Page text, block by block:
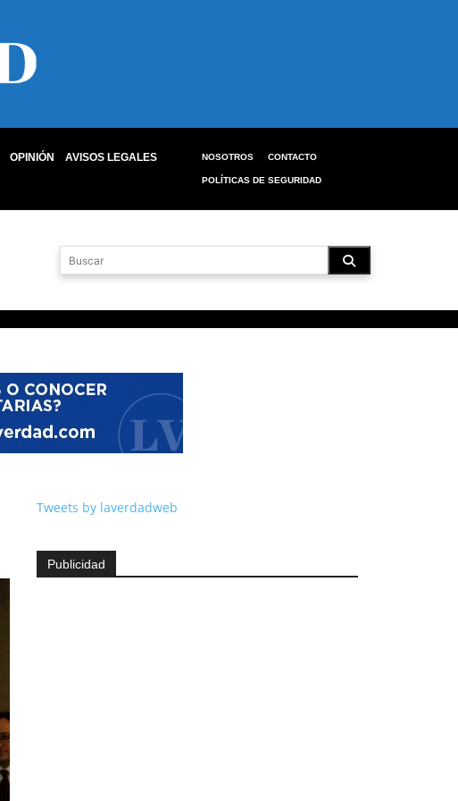
OPINIÓN
AVISOS LEGALES
NOSOTROS CONTACTO
POLÍTICAS DE SEGURIDAD
Tweets by laverdadweb
Publicidad